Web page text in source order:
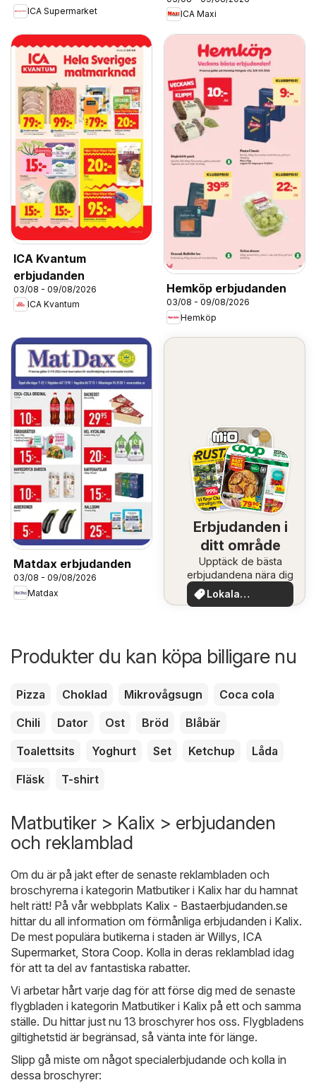
ICA Supermarket
ICA Maxi
ICA Kvantum
erbjudanden
03/08 - 09/08/2026
ICA Kvantum
Hemköp erbjudanden
03/08 - 09/08/2026
Hemköp
Matdax erbjudanden
03/08 - 09/08/2026
Matdax
Erbjudanden i
ditt område
Upptäck de bästa
erbjudandena nära dig
Lokala
erbjudanden
Produkter du kan köpa billigare nu
Pizza Choklad Mikrovågsugn
Coca cola
Chili
Dator Ost Bröd
Blåbär
Toalettsits
Yoghurt Set Ketchup
Låda
Fläsk
T-shirt
Matbutiker > Kalix > erbjudanden
och reklamblad
Om du är på jakt efter de senaste reklambladen och
broschyrerna i kategorin Matbutiker i Kalix har du hamnat
helt rätt! På vår webbplats Kalix - Bastaerbjudanden.se
hittar du all information om förmånliga erbjudanden i Kalix.
De mest populära butikerna i staden är Willys, ICA
Supermarket, Stora Coop. Kolla in deras reklamblad idag
för att ta del av fantastiska rabatter.
Vi arbetar hårt varje dag för att förse dig med de senaste
flygbladen i kategorin Matbutiker i Kalix på ett och samma
ställe. Du hittar just nu 13 broschyrer hos oss. Flygbladens
giltighetstid är begränsad, så vänta inte för länge.
Slipp gå miste om något specialerbjudande och kolla in
dessa broschyrer: